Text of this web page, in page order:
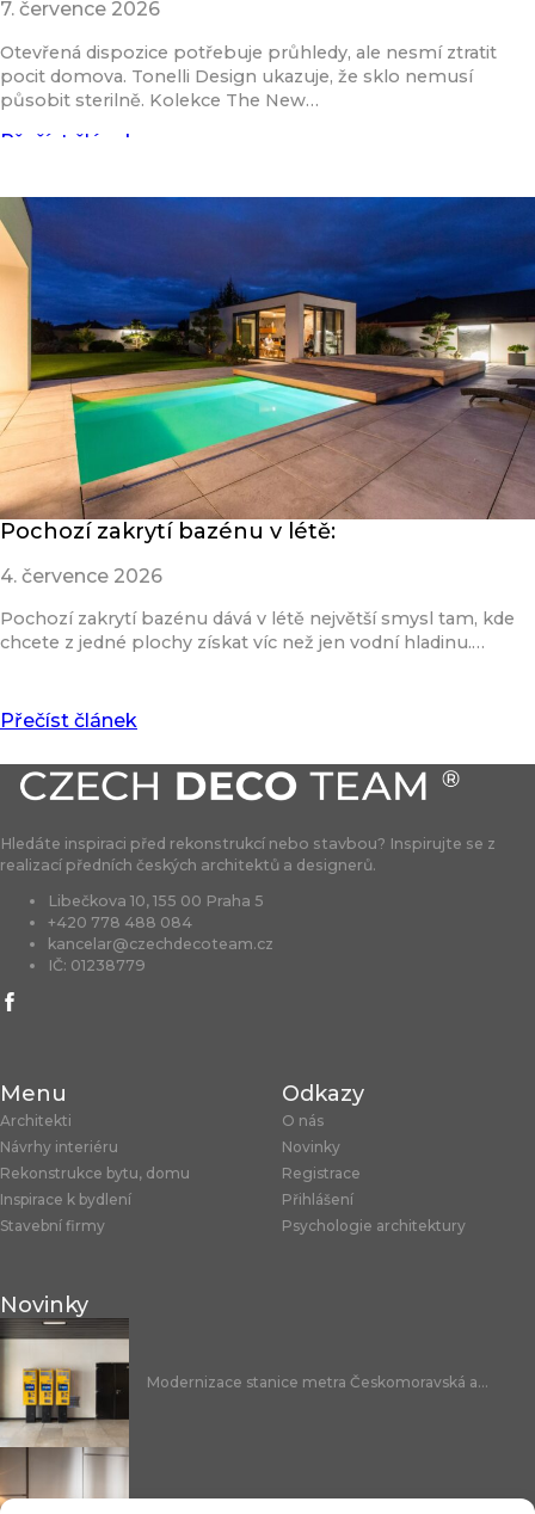
7. července 2026
Otevřená dispozice potřebuje průhledy, ale nesmí ztratit
pocit domova. Tonelli Design ukazuje, že sklo nemusí
působit sterilně. Kolekce The New…
Přečíst článek
Pochozí zakrytí bazénu v létě:
4. července 2026
Pochozí zakrytí bazénu dává v létě největší smysl tam, kde
chcete z jedné plochy získat víc než jen vodní hladinu.…
Přečíst článek
Hledáte inspiraci před rekonstrukcí nebo stavbou? Inspirujte se z
realizací předních českých architektů a designerů.
Libečkova 10, 155 00 Praha 5
+420 778 488 084
kancelar@czechdecoteam.cz
IČ: 01238779
Menu
Architekti
Návrhy interiéru
Rekonstrukce bytu, domu
Inspirace k bydlení
Stavební firmy
Odkazy
O nás
Novinky
Registrace
Přihlášení
Psychologie architektury
Novinky
Modernizace stanice metra Českomoravská a...